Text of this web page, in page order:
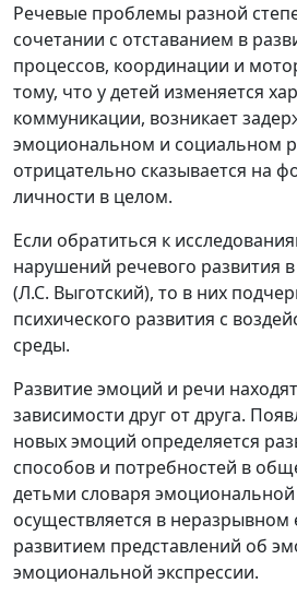
Речевые проблемы разной
сочетании с отставанием в
процессов, координации и
тому, что у детей изменяется
коммуникации, возникает
эмоциональном и социальном
отрицательно сказывается на
личности в целом.
Если обратиться к
нарушений речевого развития
(Л.С. Выготский), то в них
психического развития с
среды.
Развитие эмоций и речи
зависимости друг от друга.
новых эмоций определяется
способов и потребностей в
детьми словаря эмоциональной
осуществляется в неразрывном
развитием представлений об
эмоциональной экспрессии.